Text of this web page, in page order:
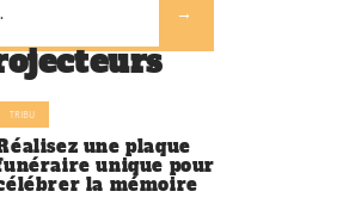
TRIBU
une plaque
unique pour
la mémoire